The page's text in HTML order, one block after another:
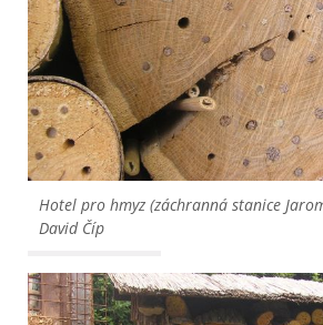
Hotel pro hmyz (záchranná stanice
David Číp